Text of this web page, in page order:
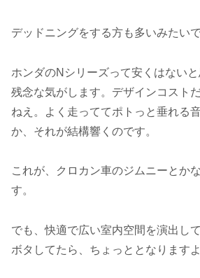
デッドニングをする方も多いみたいで
ホンダのNシリーズって安くはない
残念な気がします。デザインコスト
ねえ。よく走っててポトっと垂れる
か、それが結構響くのです。
これが、クロカン車のジムニーとか
す。
でも、快適で広い室内空間を演出し
ボタしてたら、ちょっととなりますよ